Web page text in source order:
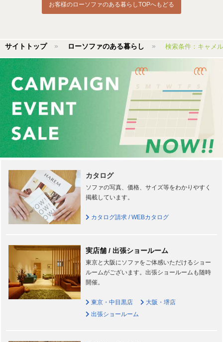
お客様のローソファのある暮らしTOPへもどる
サイトトップ ローソファのある暮らし 検索条件：キャメル
カタログ
ソファの写真、価格、サイズ等をわかりやすく
掲載しています。
カタログ請求 / WEBカタログ
実店舗 / 出張ショールーム
東京と大阪にソファをご体感いただけるショー
ルームがございます。出張ショールームも随時
開催。
東京・中目黒店
大阪・堺店
出張ショールーム